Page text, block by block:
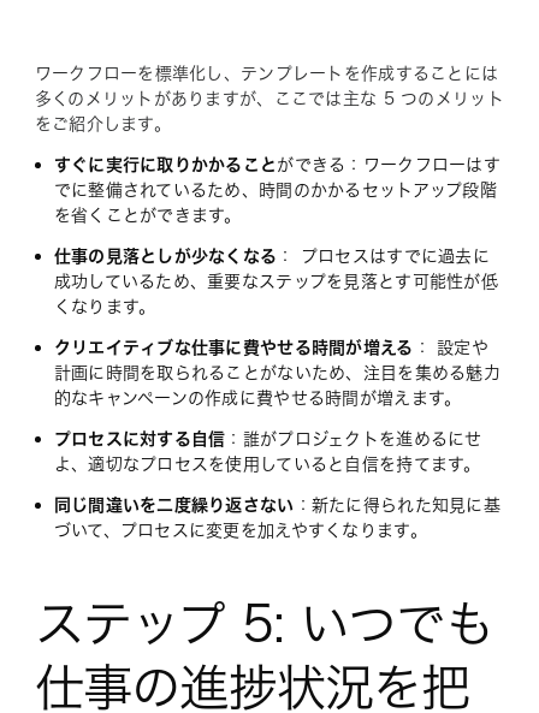
ワークフローを標準化し、テンプレートを作成することには
多くのメリットがありますが、ここでは主な 5 つのメリット
をご紹介します。
すぐに実行に取りかかること ができる：ワークフローはす
でに整備されているため、時間のかかるセットアップ段階
を省くことができます。
仕事の見落としが少なくなる ： プロセスはすでに過去に
成功しているため、重要なステップを見落とす可能性が低
くなります。
クリエイティブな仕事に費やせる時間が増える ： 設定や
計画に時間を取られることがないため、注目を集める魅力
的なキャンペーンの作成に費やせる時間が増えます。
プロセスに対する自信 ：誰がプロジェクトを進めるにせ
よ、適切なプロセスを使用していると自信を持てます。
同じ間違いを二度繰り返さない ：新たに得られた知見に基
づいて、プロセスに変更を加えやすくなります。
ステップ 5: いつでも
仕事の進捗状況を把